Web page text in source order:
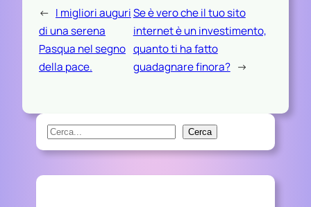
← I migliori auguri
di una serena
Pasqua nel segno
della pace.
Se è vero che il tuo sito
internet è un investimento,
quanto ti ha fatto
guadagnare finora? →
S
e
Cerca